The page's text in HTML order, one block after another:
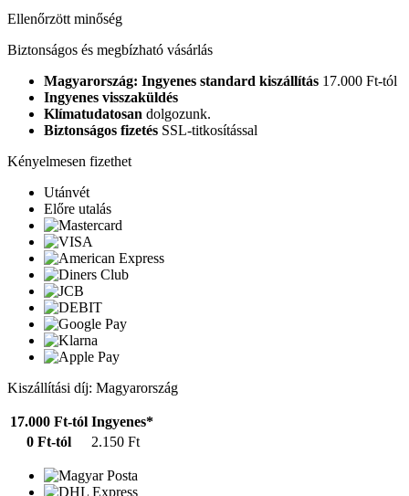
Ellenőrzött minőség
Biztonságos és megbízható vásárlás
Magyarország: Ingyenes standard kiszállítás 17.000 Ft-tól
Ingyenes visszaküldés
Klímatudatosan dolgozunk.
Biztonságos fizetés SSL-titkosítással
Kényelmesen fizethet
Utánvét
Előre utalás
Kiszállítási díj: Magyarország
17.000 Ft-tól Ingyenes*
0 Ft-tól
2.150 Ft